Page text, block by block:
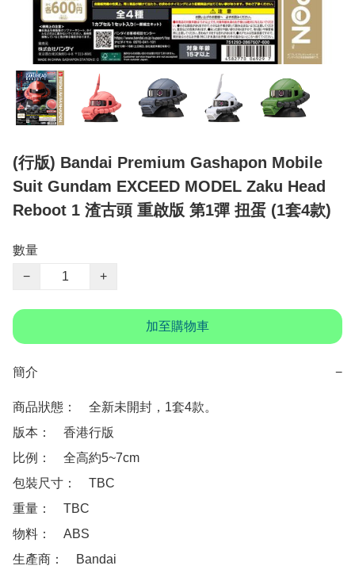
(行版) Bandai Premium Gashapon Mobile
Suit Gundam EXCEED MODEL Zaku Head
Reboot 1 渣古頭 重啟版 第1彈 扭蛋 (1套4款)
數量
−
+
加至購物車
簡介 −
商品狀態：　全新未開封，1套4款。
版本：　香港行版
比例：　全高約5~7cm
包裝尺寸：　TBC
重量：　TBC
物料：　ABS
生產商：　Bandai